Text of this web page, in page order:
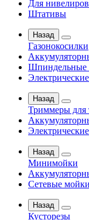
Для нивелиров
Штативы
Назад
Газонокосилки
Шпиндельные
Назад
Триммеры для
Назад
Минимойки
Сетевые
Назад
Кусторезы